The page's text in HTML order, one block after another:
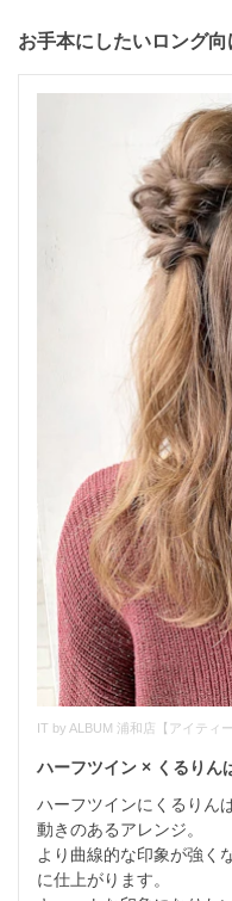
お手本にしたいロング
IT by ALBUM 浦和店【アイティ
ハーフツイン × くるりん
ハーフツインにくるりん
動きのあるアレンジ。
より曲線的な印象が強く
に仕上がります。